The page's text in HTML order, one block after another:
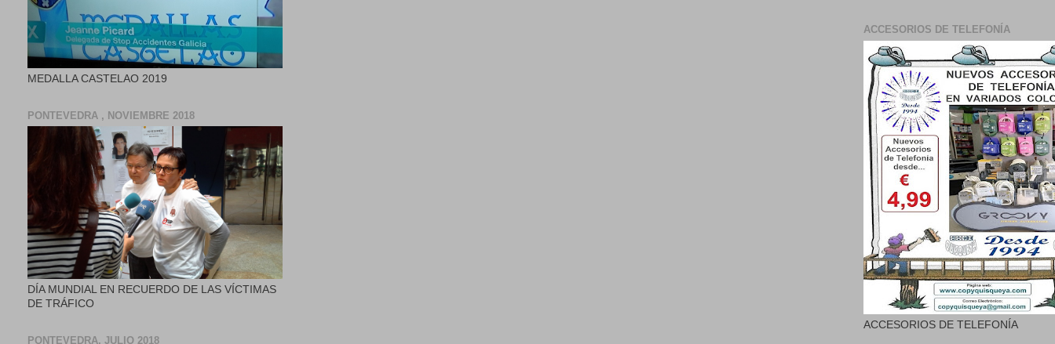
MEDALLA CASTELAO 2019
PONTEVEDRA , NOVIEMBRE 2018
DÍA MUNDIAL EN RECUERDO DE LAS VÍCTIMAS
DE TRÁFICO
PONTEVEDRA, JULIO 2018
ACCESORIOS DE TELEFONÍA
ACCESORIOS DE TELEFONÍA